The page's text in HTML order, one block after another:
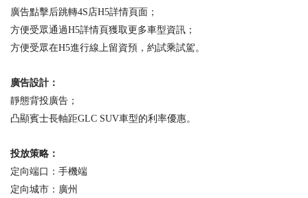
廣告點擊后跳轉4S店H5詳情頁面；
方便受眾通過H5詳情頁獲取更多車型資訊；
方便受眾在H5進行線上留資預，約試乘試駕。
廣告設計：
靜態背投廣告；
凸顯賓士長軸距GLC SUV車型的利率優惠。
投放策略：
定向端口：手機端
定向城市：廣州